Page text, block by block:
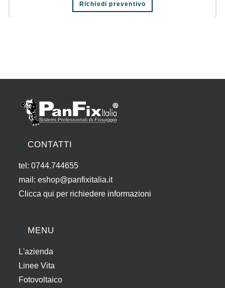
Richiedi preventivo
CONTATTI
tel: 0744.744655
mail:eshop@panfixitalia.it
Clicca qui per richiedere informazioni
MENU
L'azienda
Linee Vita
Fotovoltaico